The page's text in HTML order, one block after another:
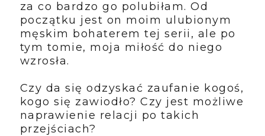
za co bardzo go polubiłam. Od
początku jest on moim ulubionym
męskim bohaterem tej serii, ale po
tym tomie, moja miłość do niego
wzrosła.
Czy da się odzyskać zaufanie kogoś,
kogo się zawiodło? Czy jest możliwe
naprawienie relacji po takich
przejściach?